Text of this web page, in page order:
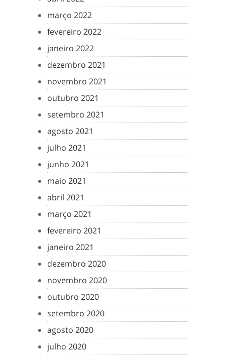
março 2022
fevereiro 2022
janeiro 2022
dezembro 2021
novembro 2021
outubro 2021
setembro 2021
agosto 2021
julho 2021
junho 2021
maio 2021
abril 2021
março 2021
fevereiro 2021
janeiro 2021
dezembro 2020
novembro 2020
outubro 2020
setembro 2020
agosto 2020
julho 2020